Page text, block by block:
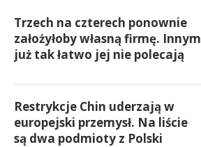
Trzech na czterech ponownie
założyłoby własną firmę. Innym
już tak łatwo jej nie polecają
Restrykcje Chin uderzają w
europejski przemysł. Na liście
są dwa podmioty z Polski